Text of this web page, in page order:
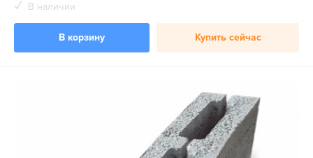
В наличии
В корзину Купить сейчас